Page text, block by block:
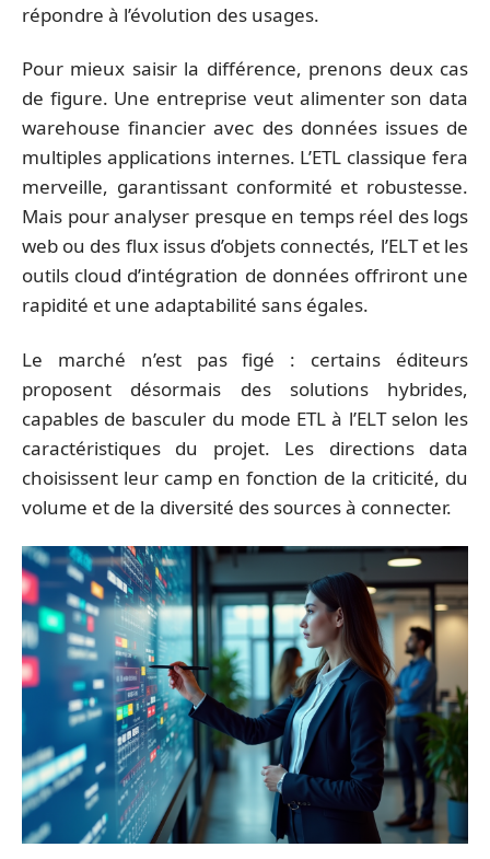
répondre à l’évolution des usages.
Pour mieux saisir la différence, prenons deux cas
de figure. Une entreprise veut alimenter son data
warehouse financier avec des données issues de
multiples applications internes. L’ETL classique fera
merveille, garantissant conformité et robustesse.
Mais pour analyser presque en temps réel des logs
web ou des flux issus d’objets connectés, l’ELT et les
outils cloud d’intégration de données offriront une
rapidité et une adaptabilité sans égales.
Le marché n’est pas figé : certains éditeurs
proposent désormais des solutions hybrides,
capables de basculer du mode ETL à l’ELT selon les
caractéristiques du projet. Les directions data
choisissent leur camp en fonction de la criticité, du
volume et de la diversité des sources à connecter.